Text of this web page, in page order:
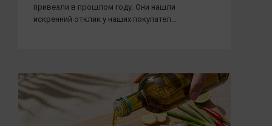
привезли в прошлом году. Они нашли
искренний отклик у наших покупател...